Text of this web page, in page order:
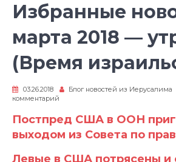
Избранные
марта 2018 —
(Время
03.26.2018 Блог новостей из Иерусалима
комментарий
Избранные
новости.
26
Постпред США в ООН
выходом из Совета по
Левые в США потрясены и